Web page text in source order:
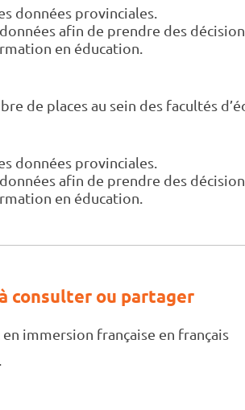
données provinciales.
afin de prendre des
en éducation.
de places au sein des facultés
données provinciales.
afin de prendre des
en éducation.
consulter ou partager
immersion française en français